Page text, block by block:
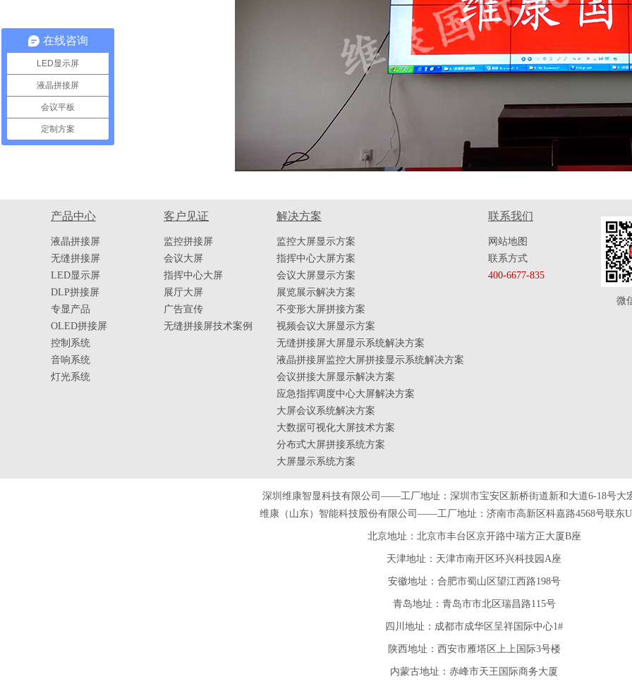
在线咨询
LED显示屏
液晶拼接屏
会议平板
定制方案
产品中心
液晶拼接屏
无缝拼接屏
LED显示屏
DLP拼接屏
专显产品
OLED拼接屏
控制系统
音响系统
灯光系统
客户见证
监控拼接屏
会议大屏
指挥中心大屏
展厅大屏
广告宣传
无缝拼接屏技术案例
解决方案
监控大屏显示方案
指挥中心大屏方案
会议大屏显示方案
展览展示解决方案
不变形大屏拼接方案
视频会议大屏显示方案
无缝拼接屏大屏显示系统解决方案
液晶拼接屏监控大屏拼接显示系统解决方案
会议拼接大屏显示解决方案
应急指挥调度中心大屏解决方案
大屏会议系统解决方案
大数据可视化大屏技术方案
分布式大屏拼接系统方案
大屏显示系统方案
联系我们
网站地图
联系方式
400-6677-835
微
深圳维康智显科技有限公司——工厂地址：深圳市宝安区新桥街道新和大道6-18号大
维康（山东）智能科技股份有限公司——工厂地址：济南市高新区科嘉路4568号联东
北京地址：北京市丰台区京开路中瑞方正大厦B座
天津地址 ：天津市南开区环兴科技园A座
安徽地址 ：合肥市蜀山区望江西路198号
青岛地址 ：青岛市市北区瑞昌路115号
四川 地址 ：成都市成华区呈祥国际中心1#
陕西地址 ：西安市雁塔区上上国际3号楼
内蒙古地址：赤峰市天王国际商务大厦